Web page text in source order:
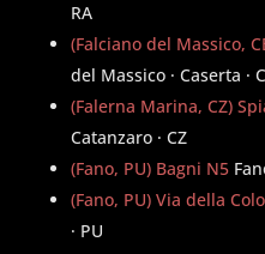
RA
(Falciano del Massico,
del Massico · Caserta ·
(Falerna Marina, CZ)
Catanzaro · CZ
(Fano, PU) Bagni N5
(Fano, PU) Via della
· PU